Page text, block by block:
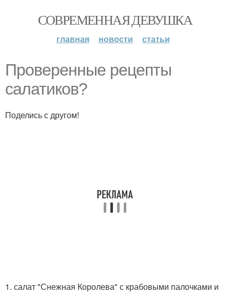
СОВРЕМЕННАЯ ДЕВУШКА
главная новости статьи
Проверенные рецепты
салатиков?
Поделись с другом!
1. салат "Снежная Королева" с крабовыми палочками и